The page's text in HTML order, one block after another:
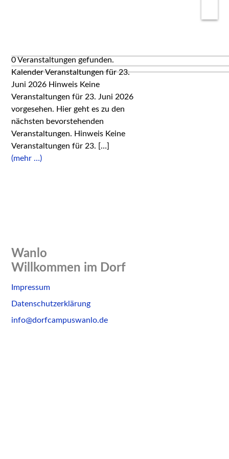
0 Veranstaltungen gefunden.
Kalender Veranstaltungen für 23.
Juni 2026 Hinweis Keine
Veranstaltungen für 23. Juni 2026
vorgesehen. Hier geht es zu den
nächsten bevorstehenden
Veranstaltungen. Hinweis Keine
Veranstaltungen für 23. […]
(mehr …)
Wanlo
Willkommen im Dorf
Skip
to
Impressum
Datenschutzerklärung
info@dorfcampuswanlo.de